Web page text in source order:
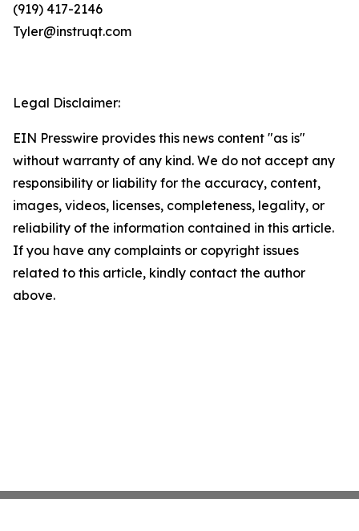
(919) 417-2146
Tyler@instruqt.com
Legal Disclaimer:
EIN Presswire provides this news content "as is"
without warranty of any kind. We do not accept any
responsibility or liability for the accuracy, content,
images, videos, licenses, completeness, legality, or
reliability of the information contained in this article.
If you have any complaints or copyright issues
related to this article, kindly contact the author
above.